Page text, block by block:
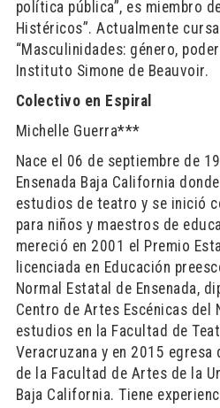
política pública”, es miembro
Histéricos”. Actualmente
“Masculinidades: género,
Instituto Simone de Beauvoir.
Colectivo en Espiral
Michelle Guerra***
Nace el 06 de septiembre de
Ensenada Baja California
estudios de teatro y se inició
para niños y maestros de
mereció en 2001 el Premio
licenciada en Educación
Normal Estatal de Ensenada,
Centro de Artes Escénicas del
estudios en la Facultad de
Veracruzana y en 2015
de la Facultad de Artes de la
Baja California. Tiene